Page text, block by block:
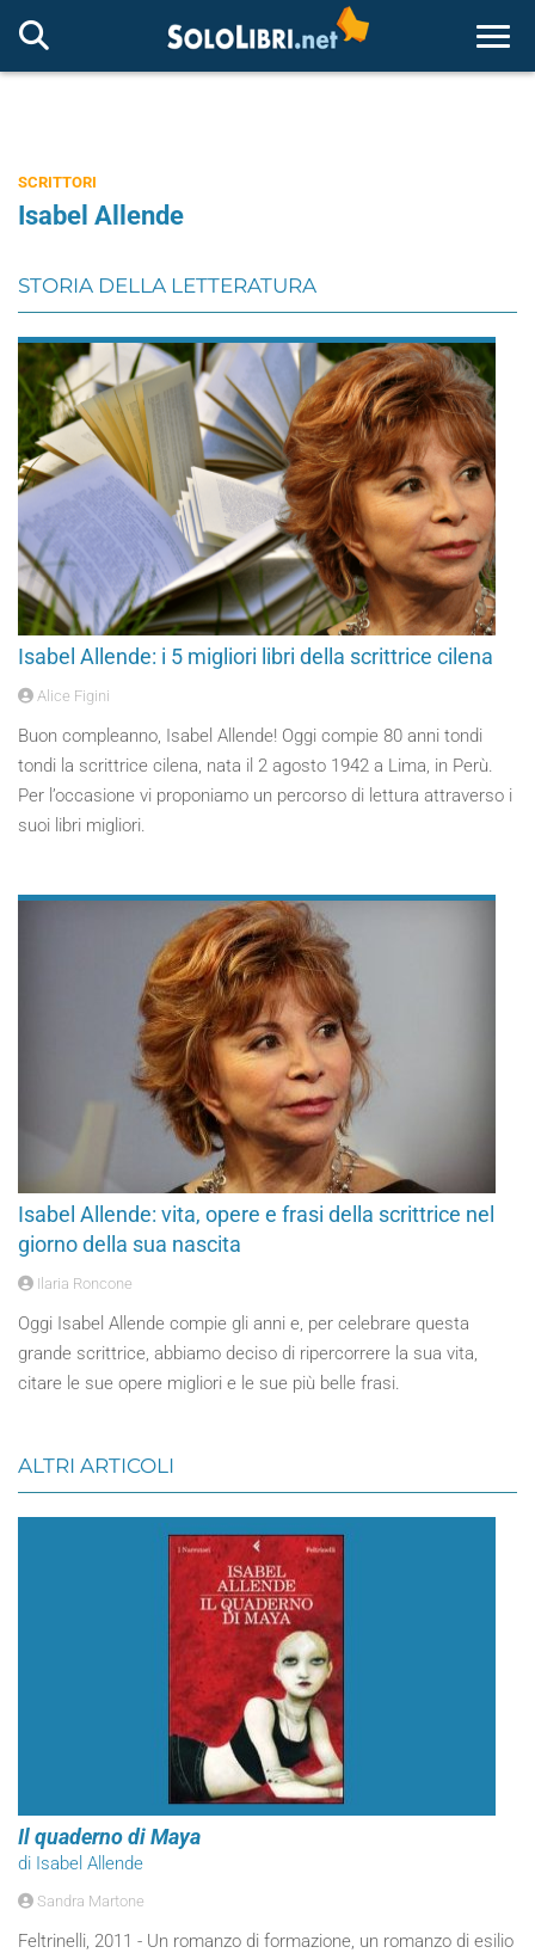
SCRITTORI
Isabel Allende
STORIA DELLA LETTERATURA
Isabel Allende: i 5 migliori libri della scrittrice cilena
Alice Figini
Buon compleanno, Isabel Allende! Oggi compie 80 anni tondi
tondi la scrittrice cilena, nata il 2 agosto 1942 a Lima, in Perù.
Per l’occasione vi proponiamo un percorso di lettura attraverso i
suoi libri migliori.
Isabel Allende: vita, opere e frasi della scrittrice nel
giorno della sua nascita
Ilaria Roncone
Oggi Isabel Allende compie gli anni e, per celebrare questa
grande scrittrice, abbiamo deciso di ripercorrere la sua vita,
citare le sue opere migliori e le sue più belle frasi.
ALTRI ARTICOLI
Il quaderno di Maya
di Isabel Allende
Sandra Martone
Feltrinelli, 2011 - Un romanzo di formazione, un romanzo di esilio